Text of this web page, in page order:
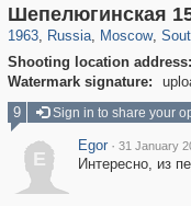
Шепелюгинская
1963, Russia
1,406,849
, Moscow
319,861 8,286
,
11,379
Shooting location address:
Watermark signature:
9
Sign in to share your
E
Egor · 31 January
Интересно, из